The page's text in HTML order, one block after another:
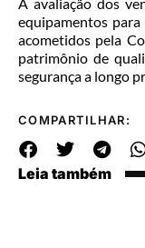
equipamentos
acometidos pela
patrimônio de
segurança a longo
COMPARTILHAR:
Leia também